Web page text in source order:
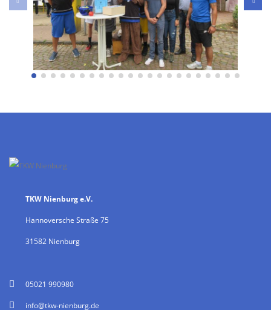
TKW Nienburg e.V.
Hannoversche Straße 75
31582 Nienburg
05021 990980
info@tkw-nienburg.de